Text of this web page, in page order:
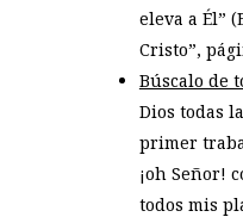
eleva a Él”
Cristo”,
Búscalo de
Dios todas
primer
¡oh Señor!
todos mis